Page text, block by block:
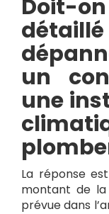
Doit-
un
une
La réponse
montant de
prévue dans